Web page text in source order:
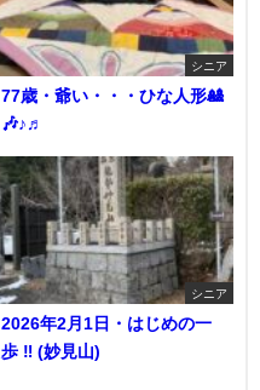
シニア
77歳・爺い・・・ひな人形🎎
🎶♪♬
シニア
2026年2月1日・はじめの一
歩 ‼︎ (妙見山)